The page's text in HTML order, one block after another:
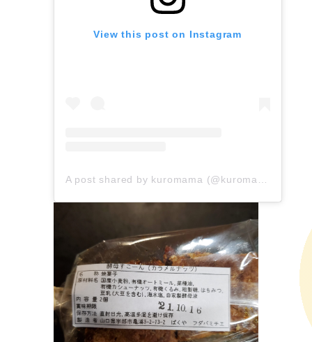
View this post on Instagram